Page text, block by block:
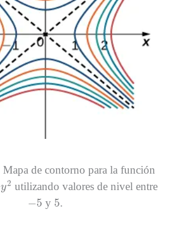
Mapa de contorno para la función
y2 utilizando valores de nivel entre
−5
5 y 5
5.